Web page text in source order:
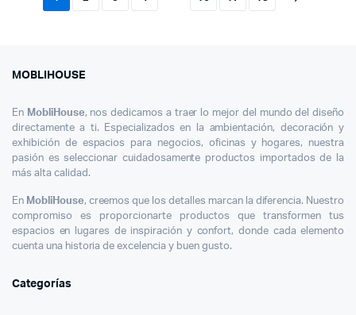
MOBLIHOUSE
En MobliHouse, nos dedicamos a traer lo mejor del mundo del diseño
directamente a ti. Especializados en la ambientación, decoración y
exhibición de espacios para negocios, oficinas y hogares, nuestra
pasión es seleccionar cuidadosamente productos importados de la
más alta calidad.
En MobliHouse, creemos que los detalles marcan la diferencia. Nuestro
compromiso es proporcionarte productos que transformen tus
espacios en lugares de inspiración y confort, donde cada elemento
cuenta una historia de excelencia y buen gusto.
Categorías